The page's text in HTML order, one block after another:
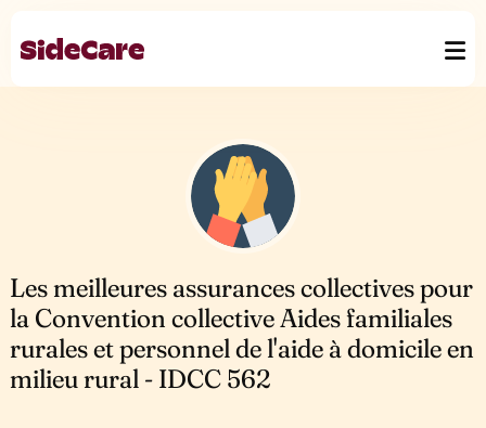
Les meilleures assurances collectives pour
la Convention collective Aides familiales
rurales et personnel de l'aide à domicile en
milieu rural - IDCC 562